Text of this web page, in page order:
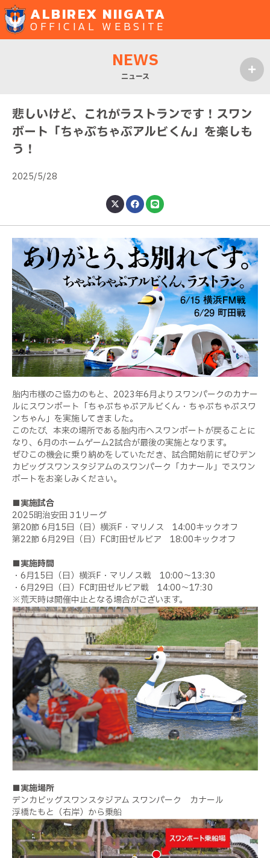
ALBIREX NIIGATA
OFFICIAL WEBSITE
NEWS
ニュース
悲しいけど、これがラストランです！スワン
ボート「ちゃぷちゃぷアルビくん」を楽しも
う！
2025/5/28
胎内市様のご協力のもと、2023年6月よりスワンパークのカナー
ルにスワンボート「ちゃぷちゃぷアルビくん・ちゃぷちゃぷスワ
ンちゃん」を実施してきました。
このたび、本来の場所である胎内市へスワンボートが戻ることに
なり、6月のホームゲーム2試合が最後の実施となります。
ぜひこの機会に乗り納めをしていただき、試合開始前にぜひデン
カビッグスワンスタジアムのスワンパーク「カナール」でスワン
ボートをお楽しみください。
■実施試合
2025明治安田Ｊ1リーグ
第20節 6月15日（日）横浜F・マリノス 14:00キックオフ
第22節 6月29日（日）FC町田ゼルビア 18:00キックオフ
■実施時間
・6月15日（日）横浜F・マリノス戦 10:00～13:30
・6月29日（日）FC町田ゼルビア戦 14:00～17:30
※荒天時は開催中止となる場合がございます。
■実施場所
デンカビッグスワンスタジアム スワンパーク カナール
浮橋たもと（右岸）から乗船